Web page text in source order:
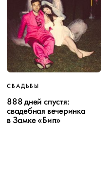
СВАДЬБЫ
888 дней спустя:
свадебная вечеринка
в Замке «Бип»